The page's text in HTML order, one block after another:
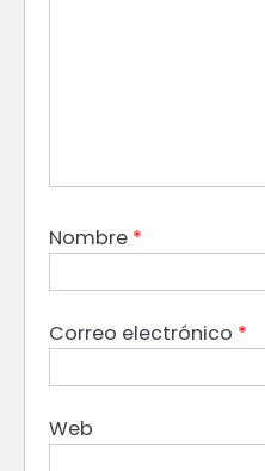
Nombre *
Correo electrónico *
Web